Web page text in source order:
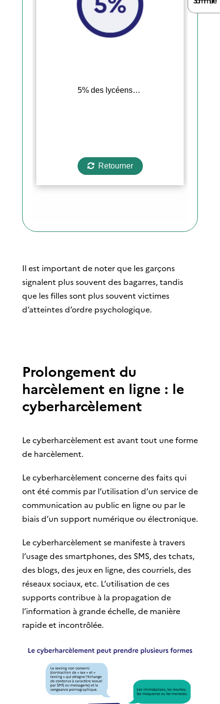
Il est important de noter que les garçons
signalent plus souvent des bagarres, tandis
que les filles sont plus souvent victimes
d’atteintes d’ordre psychologique.
Prolongement du
harcèlement en ligne : le
cyberharcèlement
Le cyberharcèlement est avant tout une forme
de harcèlement.
Le cyberharcèlement concerne des faits qui
ont été commis par l’utilisation d’un service de
communication au public en ligne ou par le
biais d’un support numérique ou électronique.
Le cyberharcèlement se manifeste à travers
l’usage des smartphones, des SMS, des tchats,
des blogs, des jeux en ligne, des courriels, des
réseaux sociaux, etc. L’utilisation de ces
supports contribue à la propagation de
l’information à grande échelle, de manière
rapide et incontrôlée.